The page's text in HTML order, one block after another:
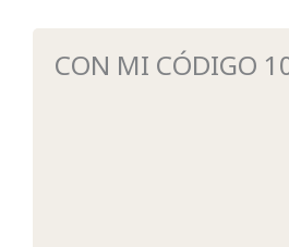
CON MI CÓDIGO